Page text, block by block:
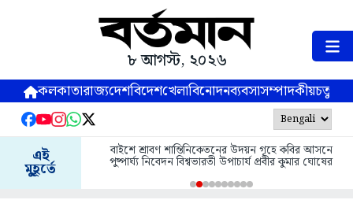
৮ আগস্ট, ২০২৬
কলকাতারাজ্যদেশবিদেশখেলাবিনোদনব্যবসাসম্পাদকীয়
এই
মুহূর্তে
বাইশে শ্রাবণ শান্তিনিকেতনের উদয়ন গৃহে কবির আসনে
পুষ্পার্ঘ্য নিবেদন বিশ্বভারতী উপাচার্য প্রবীর কুমার ঘোষের